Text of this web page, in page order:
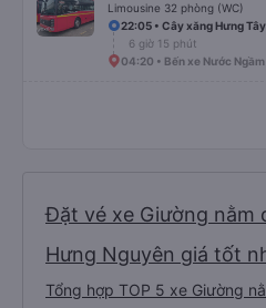
Limousine 32 phòng (WC)
22:05 • Cây xăng Hưng Tây
6 giờ 15 phút
04:20 • Bến xe Nước Ngầm
Đặt vé xe Giường nằm
Hưng Nguyên giá tốt
Tổng hợp TOP 5 xe Giường